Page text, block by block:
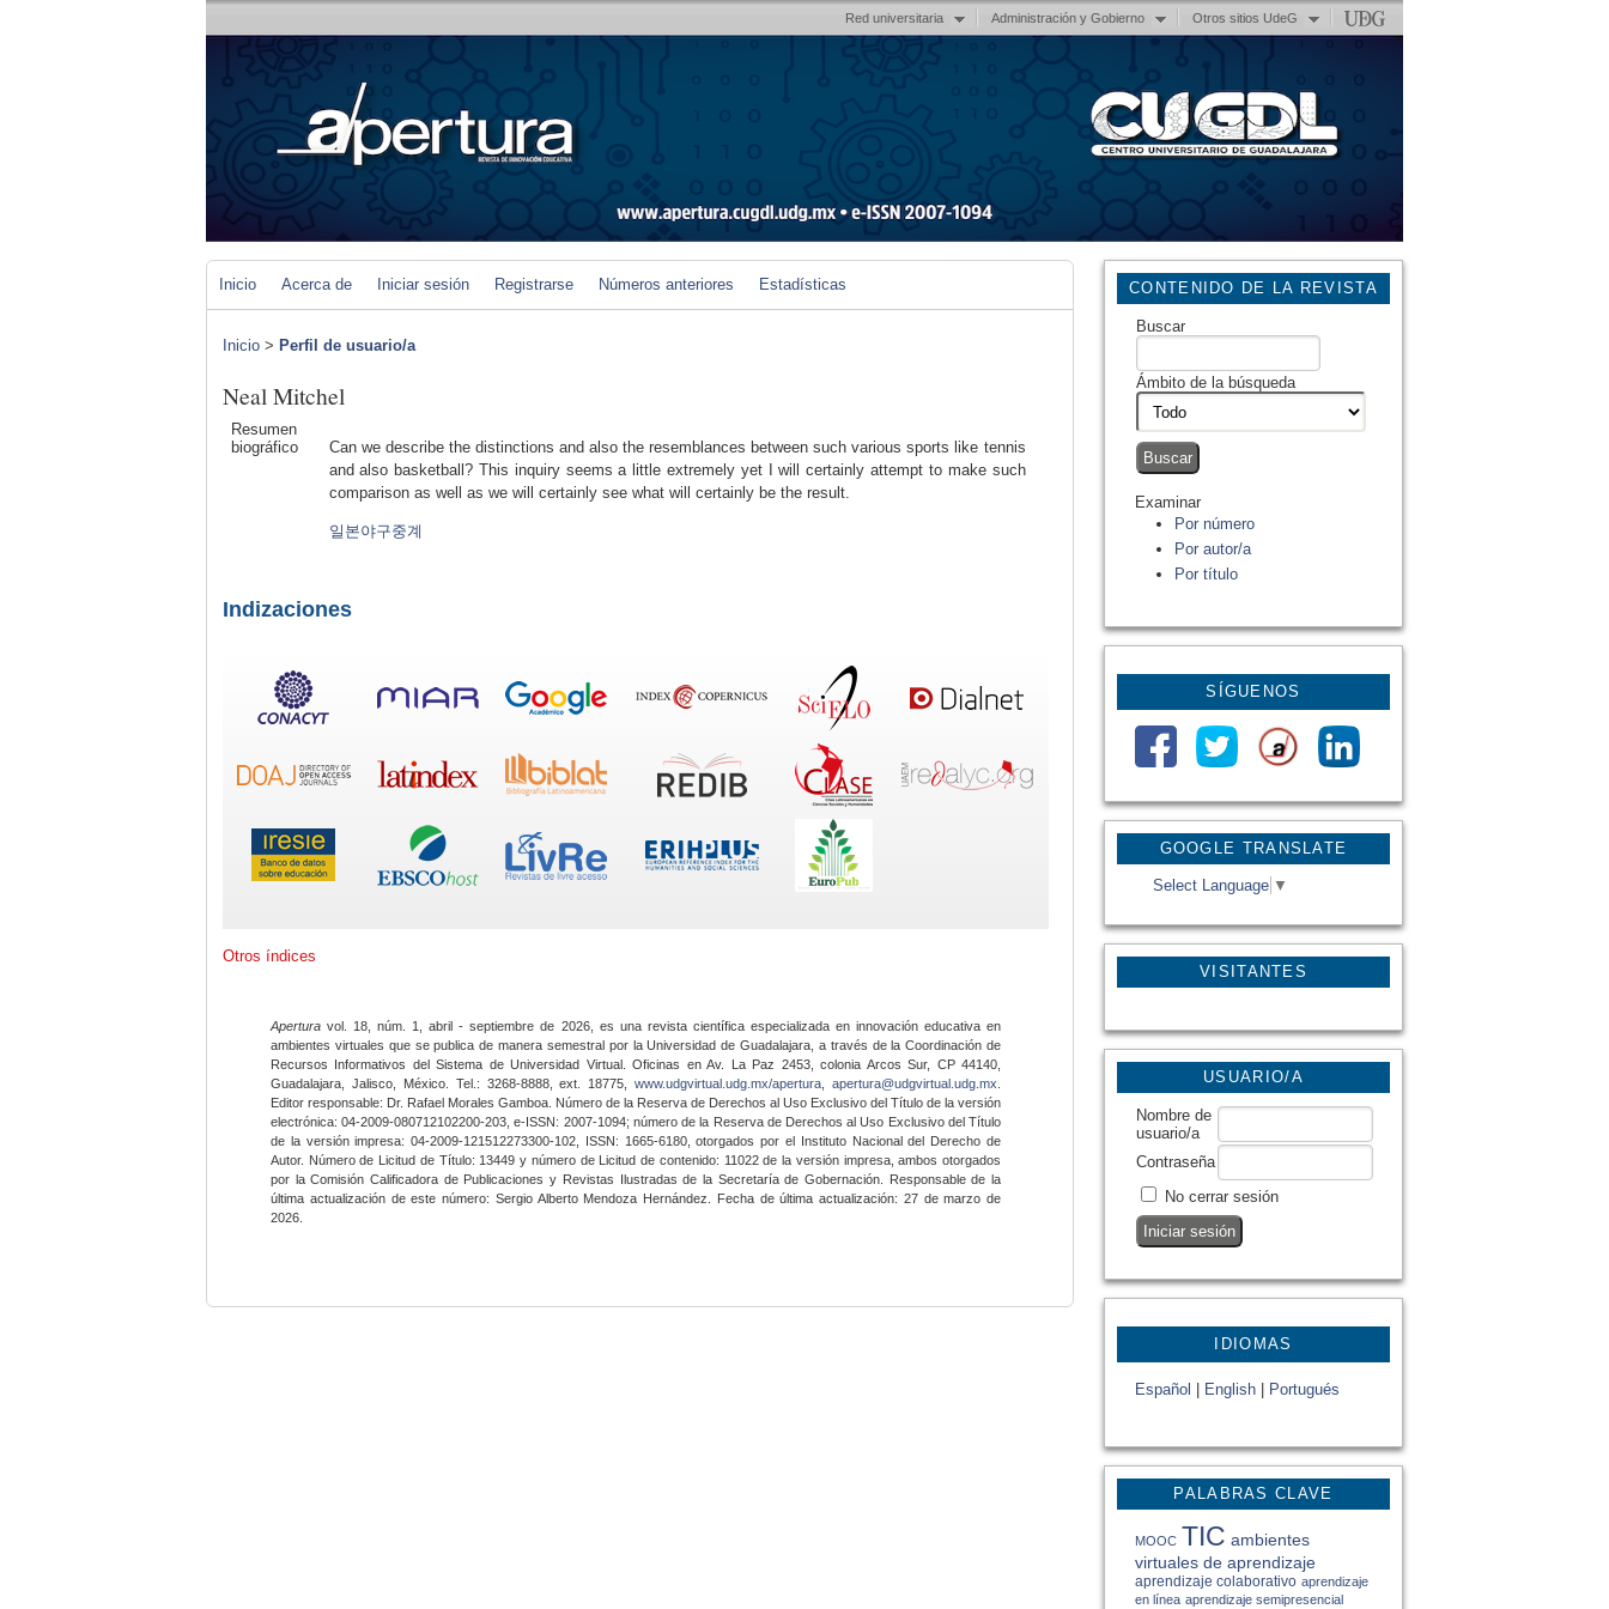
Red universitaria Administración y Gobierno Otros sitios UdeG
GOOGLE TRANSLATE
Select Language ▼
VISITANTES
CONTENIDO DE LA REVISTA
Buscar
Ámbito de la búsqueda
Examinar
Por número
Por autor/a
Por título
SÍGUENOS
USUARIO/A
Nombre de
usuario/a
Contraseña
No cerrar sesión
IDIOMAS
Español English Portugués
PALABRAS CLAVE
MOOC TIC ambientes
virtuales de aprendizaje
aprendizaje colaborativo aprendizaje
en línea aprendizaje semipresencial
Inicio Acerca de Iniciar sesión Registrarse Números anteriores Estadísticas
Inicio > Perfil de usuario/a
Neal Mitchel
Resumen
biográfico
Can we describe the distinctions and also the resemblances between such various sports like tennis
and also basketball? This inquiry seems a little extremely yet I will certainly attempt to make such
comparison as well as we will certainly see what will certainly be the result.
일본야구중계
Indizaciones
Otros índices
Apertura vol. 18, núm. 1, abril - septiembre de 2026, es una revista científica especializada en innovación educativa en
ambientes virtuales que se publica de manera semestral por la Universidad de Guadalajara, a través de la Coordinación de
Recursos Informativos del Sistema de Universidad Virtual. Oficinas en Av. La Paz 2453, colonia Arcos Sur, CP 44140,
Guadalajara, Jalisco, México. Tel.: 3268-8888, ext. 18775,www.udgvirtual.udg.mx/apertura apertura@udgvirtual.udg.mx
Editor responsable: Dr. Rafael Morales Gamboa. Número de la Reserva de Derechos al Uso Exclusivo del Título de la versión
electrónica: 04-2009-080712102200-203, e-ISSN: 2007-1094; número de la Reserva de Derechos al Uso Exclusivo del Título
de la versión impresa: 04-2009-121512273300-102, ISSN: 1665-6180, otorgados por el Instituto Nacional del Derecho de
Autor. Número de Licitud de Título: 13449 y número de Licitud de contenido: 11022 de la versión impresa, ambos otorgados
por la Comisión Calificadora de Publicaciones y Revistas Ilustradas de la Secretaría de Gobernación. Responsable de la
última actualización de este número: Sergio Alberto Mendoza Hernández. Fecha de última actualización: 27 de marzo de
2026.